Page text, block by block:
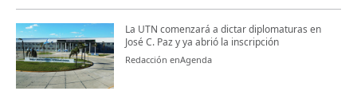
La UTN comenzará a dictar diplomaturas en
José C. Paz y ya abrió la inscripción
Redacción enAgenda